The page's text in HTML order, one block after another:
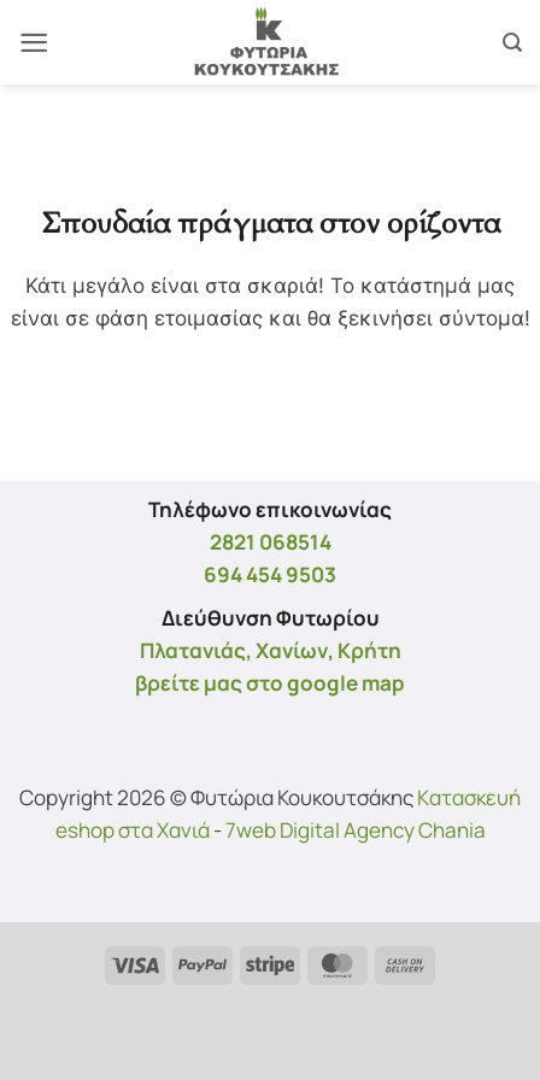
στο
Σπουδαία πράγματα στον ορίζοντα
Κάτι μεγάλο είναι στα σκαριά! Το κατάστημά μας
είναι σε φάση ετοιμασίας και θα ξεκινήσει σύντομα!
Τηλέφωνο επικοινωνίας
2821 068514
694 454 9503
Διεύθυνση Φυτωρίου
Πλατανιάς, Χανίων, Κρήτη
βρείτε μας στο google map
Copyright 2026 © Φυτώρια ΚουκουτσάκηςKατασκευή
eshop στα Χανιά-7web Digital Agency Chania
Visa PayPal Stripe MasterCard